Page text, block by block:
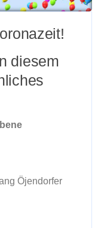
diesem
Öjendorfer